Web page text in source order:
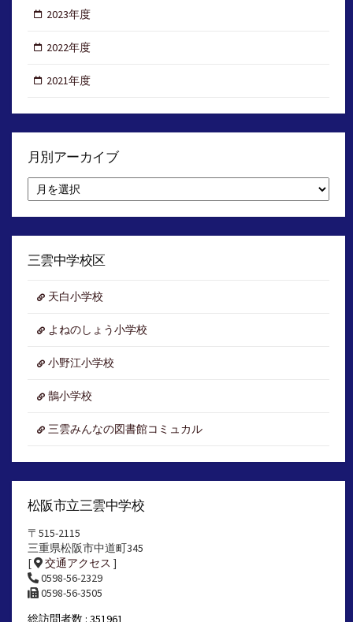
2023年度
2022年度
2021年度
月別アーカイブ
別
ア
イ
三雲中学校区
天白小学校
よねのしょう小学校
小野江小学校
鵲小学校
三雲みんなの図書館コミュカル
松阪市立三雲中学校
〒515-2115
三重県松阪市中道町345
[
交通アクセス ]
0598-56-2329
0598-56-3505
総訪問者数 : 351961